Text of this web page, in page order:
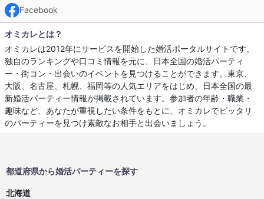
Facebook
オミカレとは？
オミカレは2012年にサービスを開始した婚活ポータルサイトです。
独自のランキングや口コミ情報を元に、日本全国の婚活パーティ
ー・街コン・出会いのイベントを見つけることができます。東京、
大阪、名古屋、札幌、福岡等の人気エリアをはじめ、日本全国の最
新婚活パーティー情報が掲載されています。参加者の年齢・職業・
趣味など、あなたが重視したい条件をもとに、オミカレでピッタリ
のパーティーを見つけ素敵なお相手と出会いましょう。
都道府県から婚活パーティーを探す
北海道